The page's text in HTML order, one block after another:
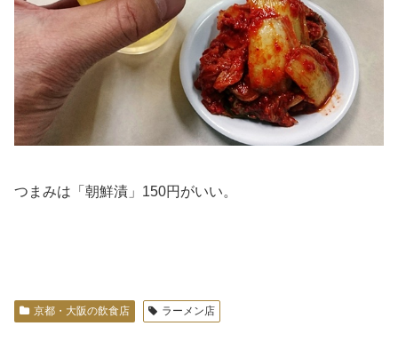
つまみは「朝鮮漬」150円がいい。
京都・大阪の飲食店 ラーメン店